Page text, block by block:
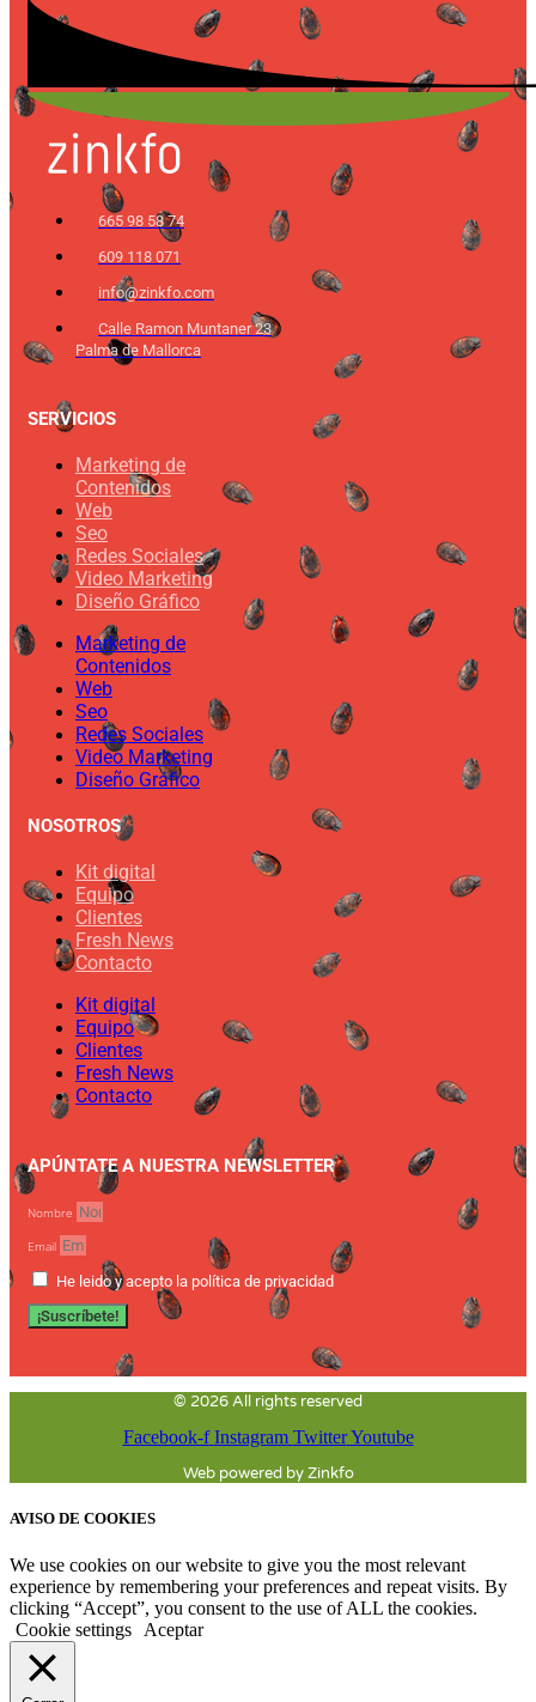
665 98 58 74
609 118 071
info@zinkfo.com
Calle Ramon Muntaner 23
Palma de Mallorca
SERVICIOS
Marketing de
Contenidos
Web
Seo
Redes Sociales
Video Marketing
Diseño Gráfico
Marketing de
Contenidos
Web
Seo
Redes Sociales
Video Marketing
Diseño Gráfico
NOSOTROS
Kit digital
Equipo
Clientes
Fresh News
Contacto
Kit digital
Equipo
Clientes
Fresh News
Contacto
APÚNTATE A NUESTRA NEWSLETTER
Nombre
Email
He leido y acepto la política de privacidad
¡Suscríbete!
© 2026 All rights reserved
Facebook-f Instagram Twitter Youtube
Web powered by Zinkfo
AVISO DE COOKIES
We use cookies on our website to give you the most relevant
experience by remembering your preferences and repeat visits. By
clicking “Accept”, you consent to the use of ALL the cookies.
Cookie settings
Aceptar